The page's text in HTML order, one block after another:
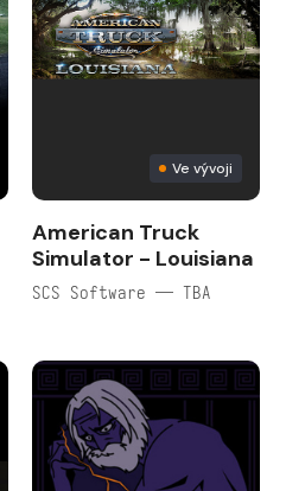
Ve vývoji
American Truck
Simulator - Louisiana
SCS Software — TBA